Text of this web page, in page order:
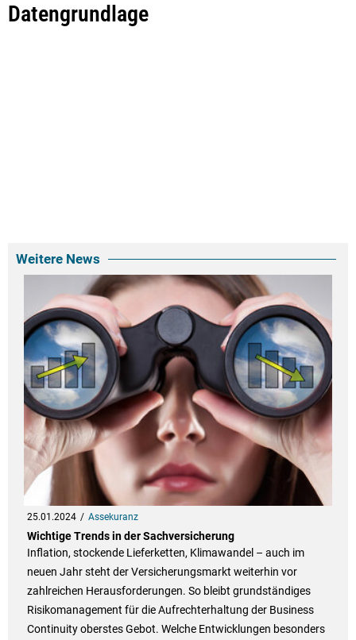
Datengrundlage
Weitere News
25.01.2024 Assekuranz
Wichtige Trends in der Sachversicherung
Inflation, stockende Lieferketten, Klimawandel – auch im
neuen Jahr steht der Versicherungsmarkt weiterhin vor
zahlreichen Herausforderungen. So bleibt grundständiges
Risikomanagement für die Aufrechterhaltung der Business
Continuity oberstes Gebot. Welche Entwicklungen besonders